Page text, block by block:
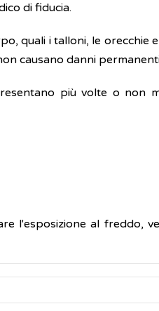
di fiducia.
quali i talloni, le orecchie
causano danni
più volte o non
l'esposizione al freddo,